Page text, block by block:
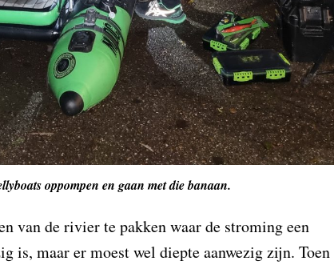
oppompen en gaan met die banaan.
van de rivier te pakken waar de stroming een
is, maar er moest wel diepte aanwezig zijn. Toen